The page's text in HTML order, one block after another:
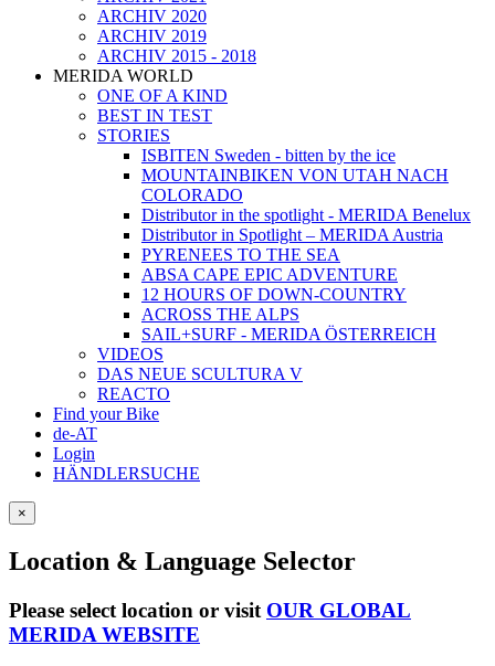
ARCHIV 2020
ARCHIV 2019
ARCHIV 2015 - 2018
MERIDA WORLD
ONE OF A KIND
BEST IN TEST
STORIES
ISBITEN Sweden - bitten by the ice
MOUNTAINBIKEN VON UTAH NACH
COLORADO
Distributor in the spotlight - MERIDA Benelux
Distributor in Spotlight – MERIDA Austria
PYRENEES TO THE SEA
ABSA CAPE EPIC ADVENTURE
12 HOURS OF DOWN-COUNTRY
ACROSS THE ALPS
SAIL+SURF - MERIDA ÖSTERREICH
VIDEOS
DAS NEUE SCULTURA V
REACTO
Find your Bike
de-AT
Login
HÄNDLERSUCHE
×
Location & Language Selector
Please select location or visit OUR GLOBAL
MERIDA WEBSITE